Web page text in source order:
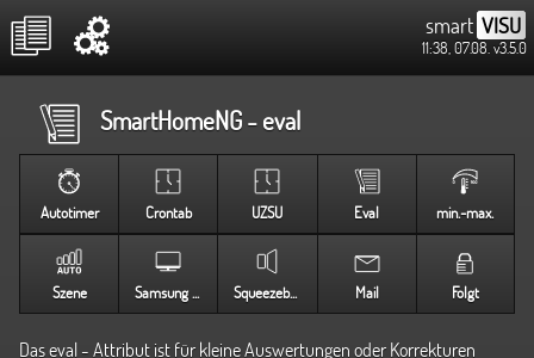
smart VISU
11:38, 07.08. v3.5.0
SmartHomeNG - eval
Autotimer Crontab UZSU Eval min.-max.
Szene Samsung TV Squeezebox Mail Folgt
Das eval - Attribut ist für kleine Auswertungen oder Korrekturen